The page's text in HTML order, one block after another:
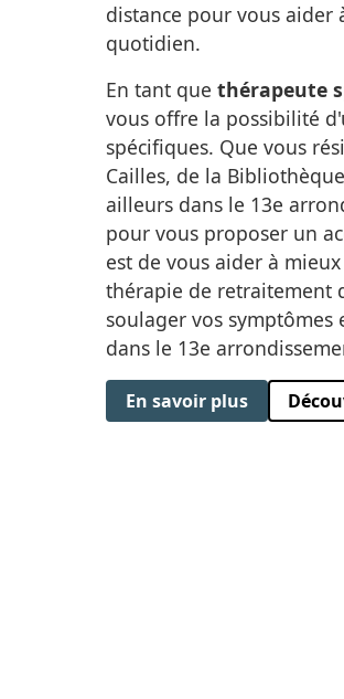
distance pour vous
quotidien.
En tant que thérapeute
vous offre la possibilité
spécifiques. Que vous
Cailles, de la
ailleurs dans le 13e
pour vous proposer un
est de vous aider à
thérapie de retraitement
soulager vos
dans le 13e
En savoir plus